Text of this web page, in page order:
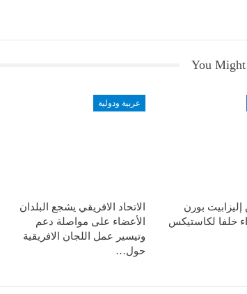
You
بورن
خلفا لكاستيكس
عربية ودولية
الاتحاد الافريقي يشجع البلدان
الأعضاء على مواصلة دعم
وتيسير عمل اللجان الافريقية
حول…